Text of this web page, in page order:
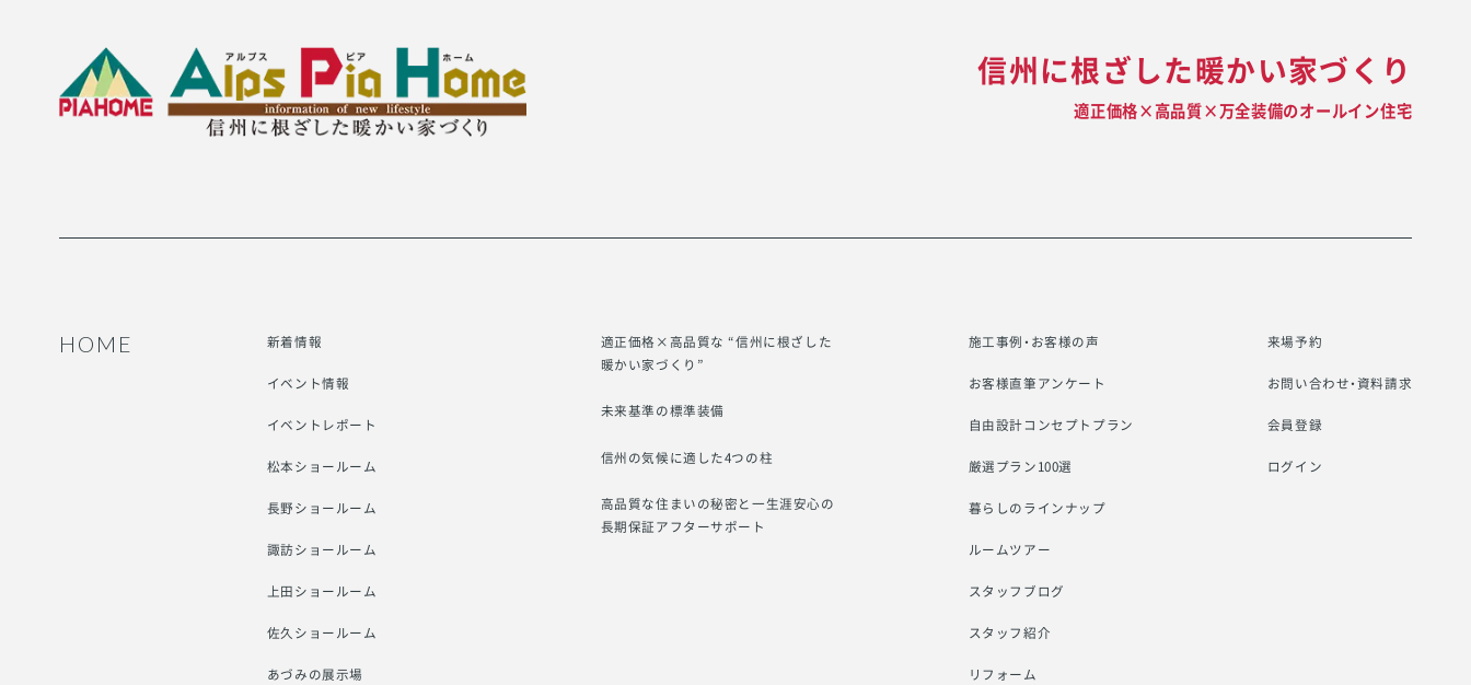
信州に根ざした暖かい家づくり
適正価格×高品質×万全装備のオールイン住宅
HOME 新着情報
イベント情報
イベントレポート
松本ショールーム
長野ショールーム
諏訪ショールーム
上田ショールーム
佐久ショールーム
あづみの展示場
適正価格×高品質な “信州に根ざした
暖かい家づくり”
未来基準の標準装備
信州の気候に適した4つの柱
高品質な住まいの秘密と一生涯安心の
長期保証アフターサポート
施工事例・お客様の声
お客様直筆アンケート
自由設計コンセプトプラン
厳選プラン100選
暮らしのラインナップ
ルームツアー
スタッフブログ
スタッフ紹介
リフォーム
来場予約
お問い合わせ・資料請求
会員登録
ログイン